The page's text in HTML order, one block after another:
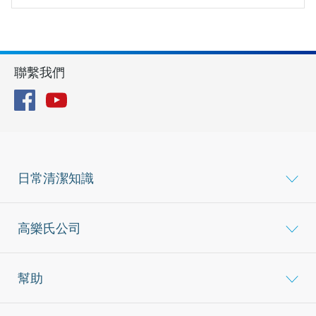
日常清潔知識
高樂氏公司
幫助
聯繫我們
FacebookYouTube